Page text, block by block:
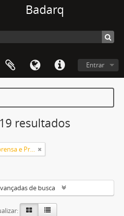
Badarq
Entrar
resultados
Brasil. Departamento de Imprensa e Propaganda
de busca